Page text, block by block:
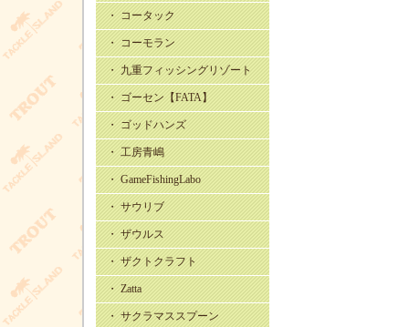
・ コータック
・ コーモラン
・ 九重フィッシングリゾート
・ ゴーセン【FATA】
・ ゴッドハンズ
・ 工房青嶋
・ GameFishingLabo
・ サウリブ
・ ザウルス
・ ザクトクラフト
・ Zatta
・ サクラマススプーン